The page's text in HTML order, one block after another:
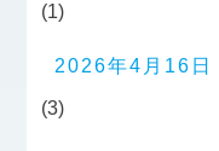
(1)
2026年4月16日
(3)